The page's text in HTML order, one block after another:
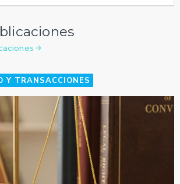
Y TRANSACCIONES